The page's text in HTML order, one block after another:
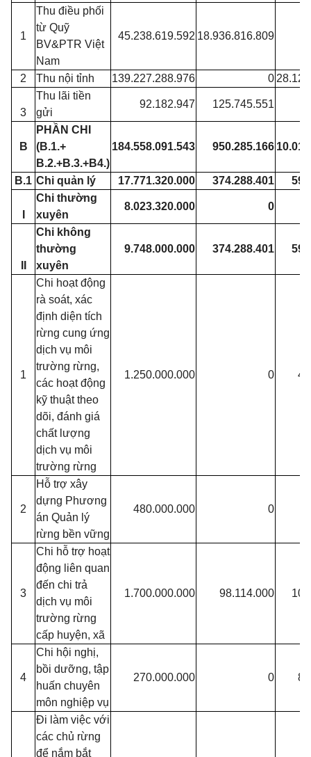
1
Thu điều phối
từ Quỹ
BV&PTR Việt
Nam
45.238.619.592 18.936.816.809
2 Thu nội tỉnh 139.227.288.976 0
3
Thu lãi tiền
gửi
92.182.947 125.745.551
B
PHẦN CHI
(B.1.+
B.2.+B.3.+B4.)
184.558.091.543 950.285.166
B.1 Chi quản lý 17.771.320.000 374.288.401
Chi thường
xuyên
8.023.320.000 0
Chi không
thường
xuyên
9.748.000.000 374.288.401
1
Chi hoạt động
rà soát, xác
định diện tích
rừng cung ứng
dịch vụ môi
trường rừng,
các hoạt động
kỹ thuật theo
dõi, đánh giá
chất lượng
dịch vụ môi
trường rừng
1.250.000.000 0
2
Hỗ trợ xây
dựng Phương
án Quản lý
rừng bền vững
480.000.000 0
3
Chi hỗ trợ hoạt
động liên quan
đến chi trả
dịch vụ môi
trường rừng
cấp huyện, xã
1.700.000.000 98.114.000
4
Chi hội nghị,
bồi dưỡng, tập
huấn chuyên
môn nghiệp vụ
270.000.000 0
Đi làm việc với
các chủ rừng
để nắm bắt